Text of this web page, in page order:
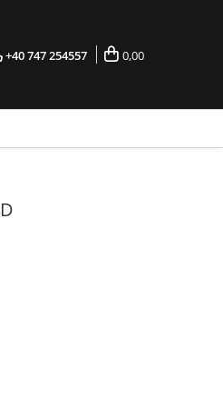
+40 747 254557 0,00